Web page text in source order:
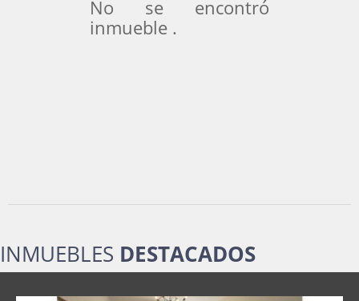
No se encontró
inmueble .
INMUEBLES DESTACADOS